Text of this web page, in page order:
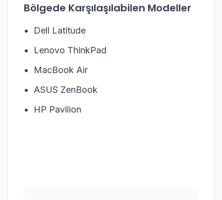
Bölgede Karşılaşılabilen Modeller
Dell Latitude
Lenovo ThinkPad
MacBook Air
ASUS ZenBook
HP Pavilion